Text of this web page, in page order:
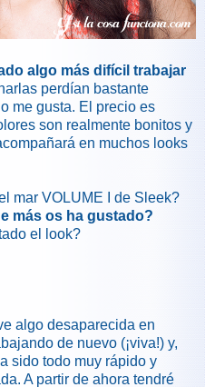
algo más difícil trabajar
perdían bastante
me gusta. El precio es
son realmente bonitos y
en muchos looks
mar VOLUME I de Sleek?
más os ha gustado?
el look?
algo desaparecida en
de nuevo (¡viva!) y,
sido todo muy rápido y
A partir de ahora tendré